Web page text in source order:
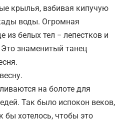
крылья, взбивая кипучую
воды. Огромная
из белых тел − лепестков и
знаменитый танец
на болоте для
Так было испокон веков,
бы хотелось, чтобы это